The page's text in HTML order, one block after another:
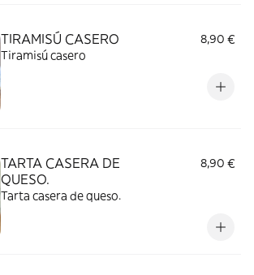
TIRAMISÚ CASERO
8,90 €
Tiramisú casero
TARTA CASERA DE
QUESO.
8,90 €
Tarta casera de queso.